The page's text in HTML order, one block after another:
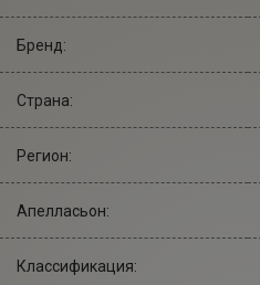
Бренд:
Страна:
Регион:
Апелласьон:
Классификация: